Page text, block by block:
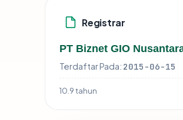
Registrar
PT Biznet GIO
Terdaftar Pada: 2015-06-15
10.9 tahun